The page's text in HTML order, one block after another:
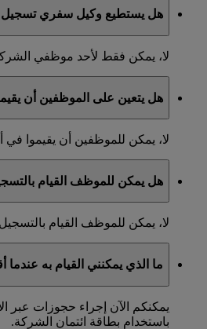
هل يستطيع وكيل سفري تسجيل
لا، يمكن فقط لأحد موظفي
هل يتعين على الموظفين أن
لا، يمكن للموظفين أن يقيموا
هل يمكن للموظف القيام
لا، يمكن للموظف القيام
ما الذي يمكنني القيام به
يمكنكم الآن إجراء حجوزات عبر
باستخدام بطاقة ائتمان الشركة.